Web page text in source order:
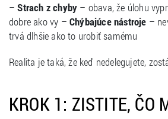
–Strach z chyby – obava, že úlohu
dobre ako vy – Chýbajúce nástroje –
trvá dlhšie ako to urobiť samému
Realita je taká, že keď nedelegujete,
KROK 1: ZISTITE, ČO